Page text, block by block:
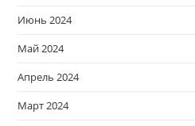
Июнь 2024
Май 2024
Апрель 2024
Март 2024